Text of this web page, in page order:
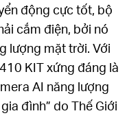
động cực tốt, bộ
cắm điện, bởi nó
lượng mặt trời. Với
KIT xứng đáng là
AI năng lượng
đình” do Thế Giới